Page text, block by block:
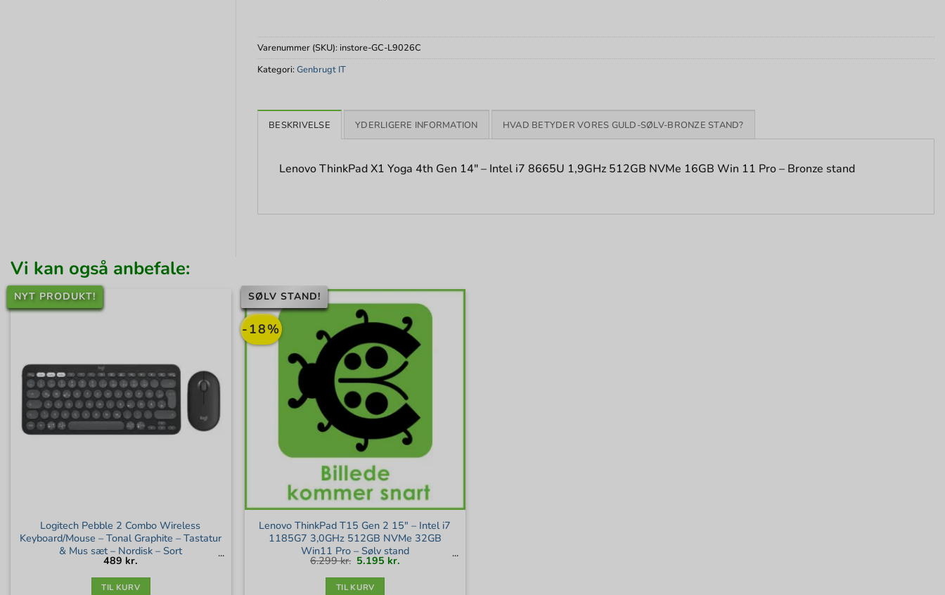
Varenummer (SKU): instore-GC-L9026C
Kategori:Genbrugt IT
BESKRIVELSE YDERLIGERE INFORMATION HVAD BETYDER VORES GULD-SØLV-BRONZE STAND?
Lenovo ThinkPad X1 Yoga 4th Gen 14″ – Intel i7 8665U 1,9GHz 512GB NVMe 16GB Win 11 Pro – Bronze stand
Vi kan også anbefale:
NYT PRODUKT!
Logitech Pebble 2 Combo Wireless
Keyboard/Mouse – Tonal Graphite – Tastatur
& Mus sæt – Nordisk – Sort
489 kr.
TIL KURV
-18%
SØLV STAND!
Lenovo ThinkPad T15 Gen 2 15″ – Intel i7
1185G7 3,0GHz 512GB NVMe 32GB
Win11 Pro – Sølv stand
6.299kr. Den
oprindelige
pris
5.195 kr.
TIL KURV